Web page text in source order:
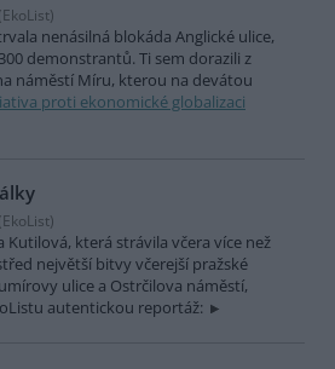
nenásilná blokáda Anglické ulice,
demonstrantů. Ti sem dorazili z
náměstí Míru, kterou na devátou
proti ekonomické globalizaci
která strávila včera více než
největší bitvy včerejší pražské
ulice a Ostrčilova náměstí,
autentickou reportáž: